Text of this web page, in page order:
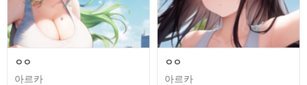
ㅇㅇ
아르카
ㅇㅇ
아르카